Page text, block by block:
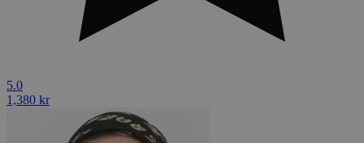
5.0
1,380 kr